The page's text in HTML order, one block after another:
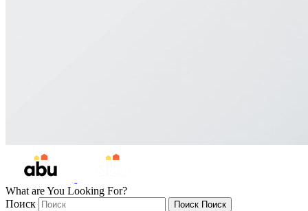
What are You Looking For?
Поиск
Поиск Поиск